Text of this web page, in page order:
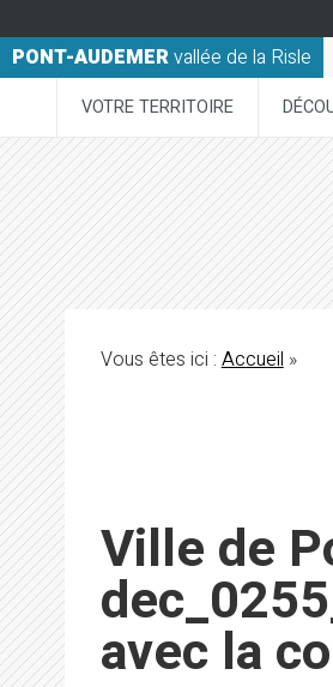
PONT-AUDEMERvallée de la Risle
VOTRE TERRITOIRE
Vous êtes ici :Accueil»
Ville de
avec la